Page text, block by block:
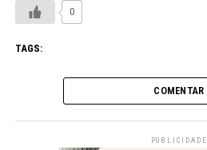
0
TAGS:
COMENTAR
PUBLICIDADE